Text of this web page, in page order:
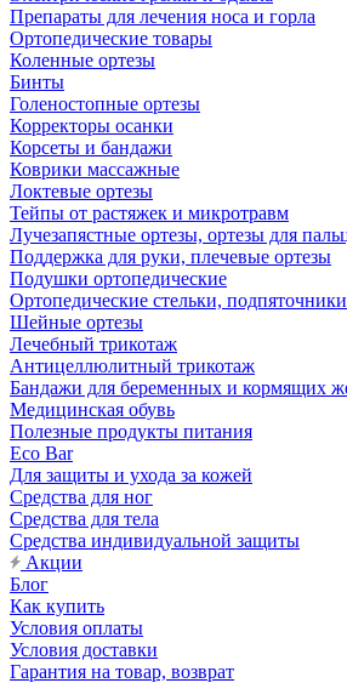
Препараты для лечения носа и горла
Ортопедические товары
Коленные ортезы
Бинты
Голеностопные ортезы
Корректоры осанки
Корсеты и бандажи
Коврики массажные
Локтевые ортезы
Тейпы от растяжек и микротравм
Лучезапястные ортезы, ортезы для
Поддержка для руки, плечевые ортезы
Подушки ортопедические
Ортопедические стельки,
Шейные ортезы
Лечебный трикотаж
Антицеллюлитный трикотаж
Бандажи для беременных и кормящих
Медицинская обувь
Полезные продукты питания
Eco Bar
Для защиты и ухода за кожей
Средства для ног
Средства для тела
Средства индивидуальной защиты
Акции
Блог
Как купить
Условия оплаты
Условия доставки
Гарантия на товар, возврат